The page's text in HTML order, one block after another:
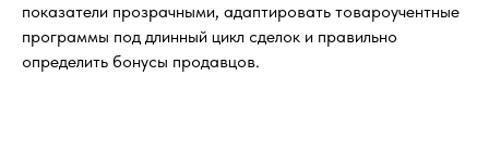
показатели прозрачными, адаптировать товароучентные
программы под длинный цикл сделок и правильно
определить бонусы продавцов.